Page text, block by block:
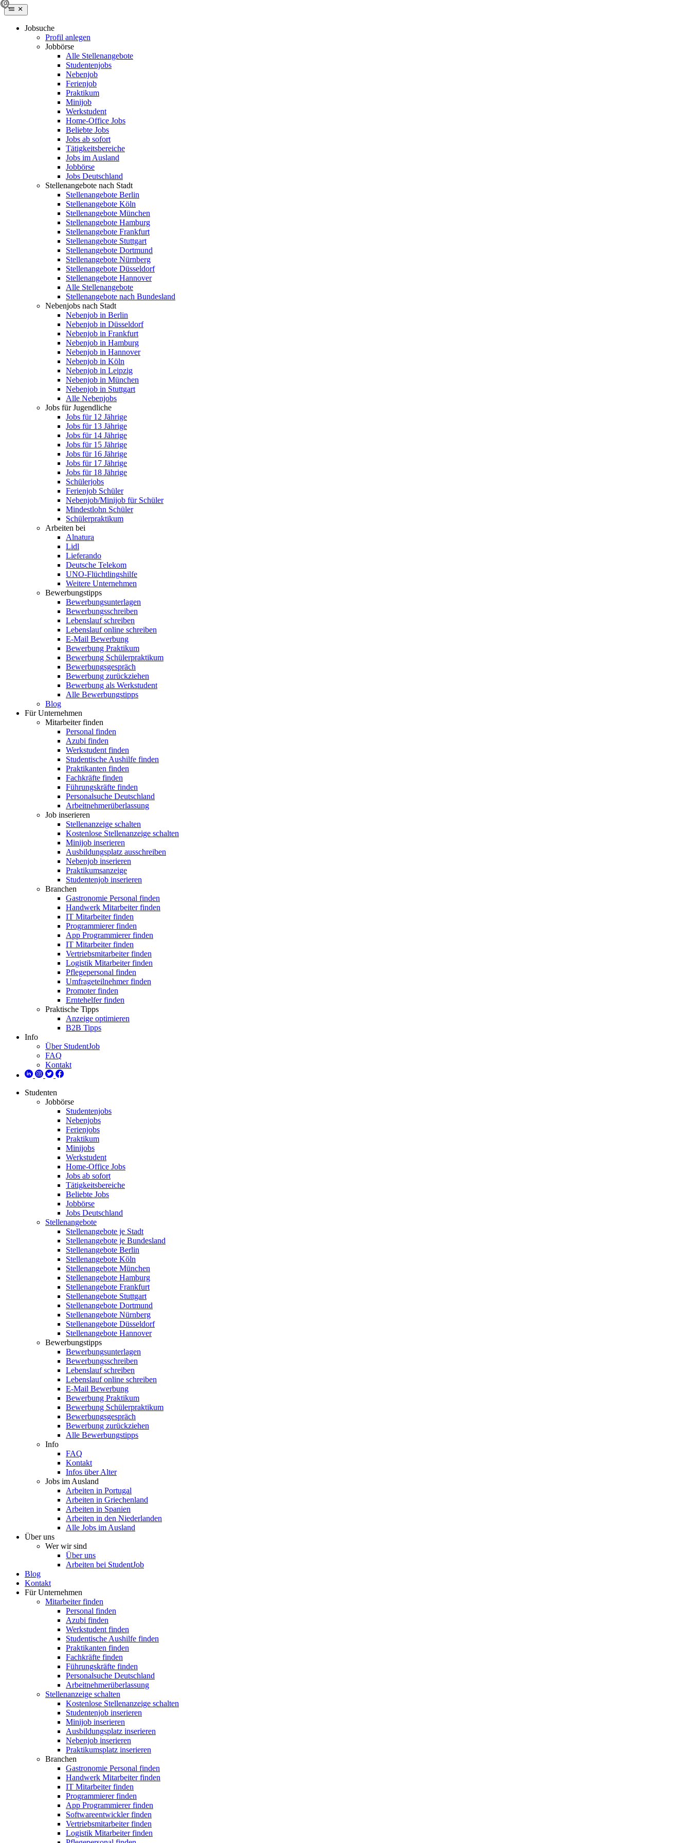
Jobsuche
Profil anlegen
Jobbörse
Alle Stellenangebote
Studentenjobs
Nebenjob
Ferienjob
Praktikum
Minijob
Werkstudent
Home-Office Jobs
Beliebte Jobs
Jobs ab sofort
Tätigkeitsbereiche
Jobs im Ausland
Jobbörse
Jobs Deutschland
Stellenangebote nach Stadt
Stellenangebote Berlin
Stellenangebote Köln
Stellenangebote München
Stellenangebote Hamburg
Stellenangebote Frankfurt
Stellenangebote Stuttgart
Stellenangebote Dortmund
Stellenangebote Nürnberg
Stellenangebote Düsseldorf
Stellenangebote Hannover
Alle Stellenangebote
Stellenangebote nach Bundesland
Nebenjobs nach Stadt
Nebenjob in Berlin
Nebenjob in Düsseldorf
Nebenjob in Frankfurt
Nebenjob in Hamburg
Nebenjob in Hannover
Nebenjob in Köln
Nebenjob in Leipzig
Nebenjob in München
Nebenjob in Stuttgart
Alle Nebenjobs
Jobs für Jugendliche
Jobs für 12 Jährige
Jobs für 13 Jährige
Jobs für 14 Jährige
Jobs für 15 Jährige
Jobs für 16 Jährige
Jobs für 17 Jährige
Jobs für 18 Jährige
Schülerjobs
Ferienjob Schüler
Nebenjob/Minijob für Schüler
Mindestlohn Schüler
Schülerpraktikum
Arbeiten bei
Alnatura
Lidl
Lieferando
Deutsche Telekom
UNO-Flüchtlingshilfe
Weitere Unternehmen
Bewerbungstipps
Bewerbungsunterlagen
Bewerbungsschreiben
Lebenslauf schreiben
Lebenslauf online schreiben
E-Mail Bewerbung
Bewerbung Praktikum
Bewerbung Schülerpraktikum
Bewerbungsgespräch
Bewerbung zurückziehen
Bewerbung als Werkstudent
Alle Bewerbungstipps
Blog
Für Unternehmen
Mitarbeiter finden
Personal finden
Azubi finden
Werkstudent finden
Studentische Aushilfe finden
Praktikanten finden
Fachkräfte finden
Führungskräfte finden
Personalsuche Deutschland
Arbeitnehmerüberlassung
Job inserieren
Stellenanzeige schalten
Kostenlose Stellenanzeige schalten
Minijob inserieren
Ausbildungsplatz ausschreiben
Nebenjob inserieren
Praktikumsanzeige
Studentenjob inserieren
Branchen
Gastronomie Personal finden
Handwerk Mitarbeiter finden
IT Mitarbeiter finden
Programmierer finden
App Programmierer finden
IT Mitarbeiter finden
Vertriebsmitarbeiter finden
Logistik Mitarbeiter finden
Pflegepersonal finden
Umfrageteilnehmer finden
Promoter finden
Erntehelfer finden
Praktische Tipps
Anzeige optimieren
B2B Tipps
Info
Über StudentJob
FAQ
Kontakt
Studenten
Jobbörse
Studentenjobs
Nebenjobs
Ferienjobs
Praktikum
Minijobs
Werkstudent
Home-Office Jobs
Jobs ab sofort
Tätigkeitsbereiche
Beliebte Jobs
Jobbörse
Jobs Deutschland
Stellenangebote
Stellenangebote je Stadt
Stellenangebote je Bundesland
Stellenangebote Berlin
Stellenangebote Köln
Stellenangebote München
Stellenangebote Hamburg
Stellenangebote Frankfurt
Stellenangebote Stuttgart
Stellenangebote Dortmund
Stellenangebote Nürnberg
Stellenangebote Düsseldorf
Stellenangebote Hannover
Bewerbungstipps
Bewerbungsunterlagen
Bewerbungsschreiben
Lebenslauf schreiben
Lebenslauf online schreiben
E-Mail Bewerbung
Bewerbung Praktikum
Bewerbung Schülerpraktikum
Bewerbungsgespräch
Bewerbung zurückziehen
Alle Bewerbungstipps
Info
FAQ
Kontakt
Infos über Alter
Jobs im Ausland
Arbeiten in Portugal
Arbeiten in Griechenland
Arbeiten in Spanien
Arbeiten in den Niederlanden
Alle Jobs im Ausland
Über uns
Wer wir sind
Über uns
Arbeiten bei StudentJob
Blog
Kontakt
Für Unternehmen
Mitarbeiter finden
Personal finden
Azubi finden
Werkstudent finden
Studentische Aushilfe finden
Praktikanten finden
Fachkräfte finden
Führungskräfte finden
Personalsuche Deutschland
Arbeitnehmerüberlassung
Stellenanzeige schalten
Kostenlose Stellenanzeige schalten
Studentenjob inserieren
Minijob inserieren
Ausbildungsplatz inserieren
Nebenjob inserieren
Praktikumsplatz inserieren
Branchen
Gastronomie Personal finden
Handwerk Mitarbeiter finden
IT Mitarbeiter finden
Programmierer finden
App Programmierer finden
Softwareentwickler finden
Vertriebsmitarbeiter finden
Logistik Mitarbeiter finden